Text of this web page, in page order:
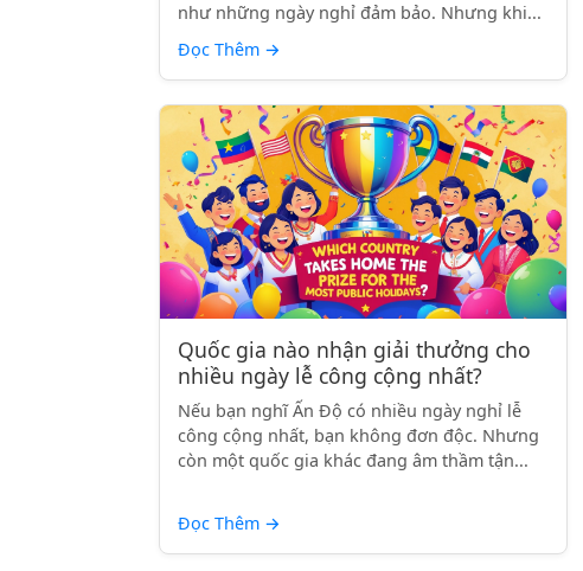
như những ngày nghỉ đảm bảo. Nhưng khi...
Đọc Thêm →
Quốc gia nào nhận giải thưởng cho
nhiều ngày lễ công cộng nhất?
Nếu bạn nghĩ Ấn Độ có nhiều ngày nghỉ lễ
công cộng nhất, bạn không đơn độc. Nhưng
còn một quốc gia khác đang âm thầm tận...
Đọc Thêm →